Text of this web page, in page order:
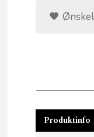
Produktinfo